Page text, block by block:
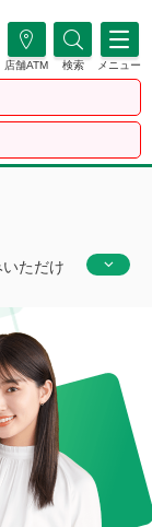
店舗ATM 検索 メニュー
ただけ
度額の
い道は